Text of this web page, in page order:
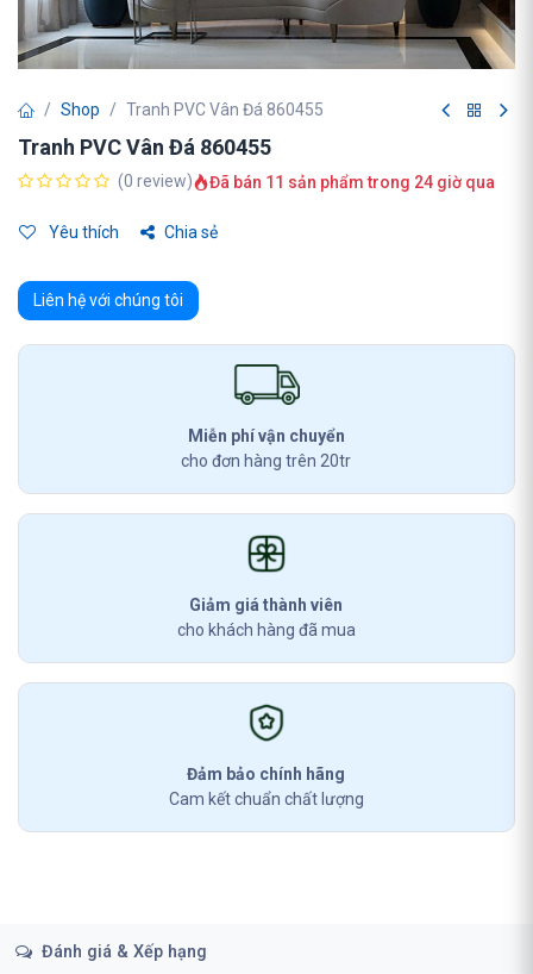
Shop Tranh PVC Vân Đá 860455
Tranh PVC Vân Đá 860455
(0 review) Đã bán 11 sản phẩm trong 24 giờ qua
Yêu thích Chia sẻ
Liên hệ với chúng tôi
Miễn phí vận chuyển
cho đơn hàng trên 20tr
Giảm giá thành viên
cho khách hàng đã mua
Đảm bảo chính hãng
Cam kết chuẩn chất lượng
Đánh giá & Xếp hạng